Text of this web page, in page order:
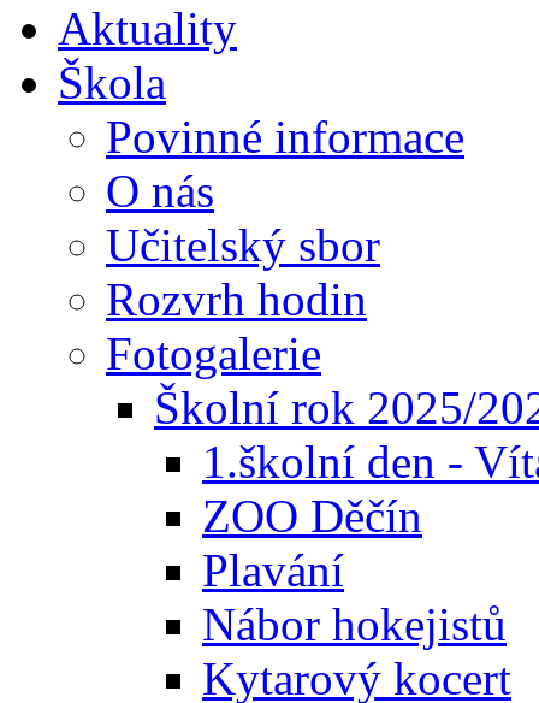
Aktuality
Škola
Povinné informace
O nás
Učitelský sbor
Rozvrh hodin
Fotogalerie
Školní rok 2025/
1.školní den -
ZOO Děčín
Plavání
Nábor hokejistů
Kytarový kocert